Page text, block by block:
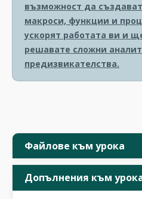
Файлове към урока
Допълнения към
възможност да
макроси, функции и
ускорят работата ви и
решавате сложни
предизвикателства.